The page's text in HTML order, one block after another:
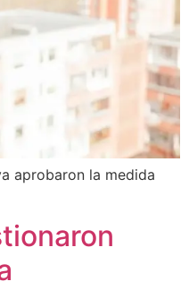
aprobaron la medida